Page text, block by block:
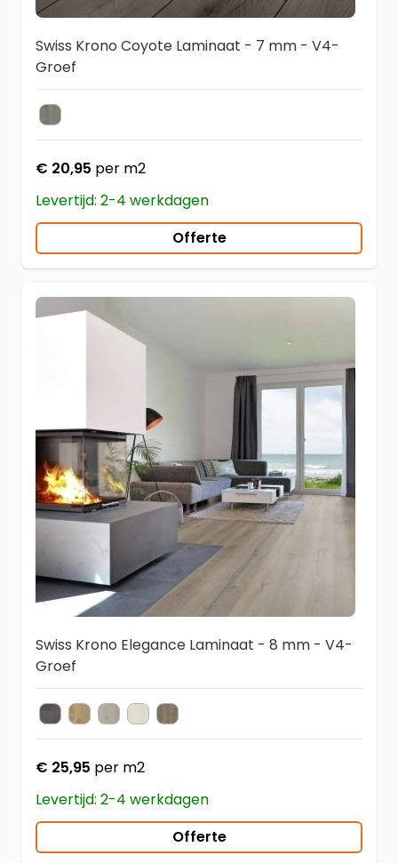
Swiss Krono Coyote Laminaat - 7 mm - V4-
Groef
Kleur3126 Trend Oak Grey
€ 20,95 per m2
Levertijd: 2-4 werkdagen
Offerte
Swiss Krono Elegance Laminaat - 8 mm - V4-
Groef
Kleur3030 Arosa Oak
3033 Zermatt Oak
3034 Engelberg Oak
3035 Davos Oak
3044 Rift Oak
€ 25,95 per m2
Levertijd: 2-4 werkdagen
Offerte